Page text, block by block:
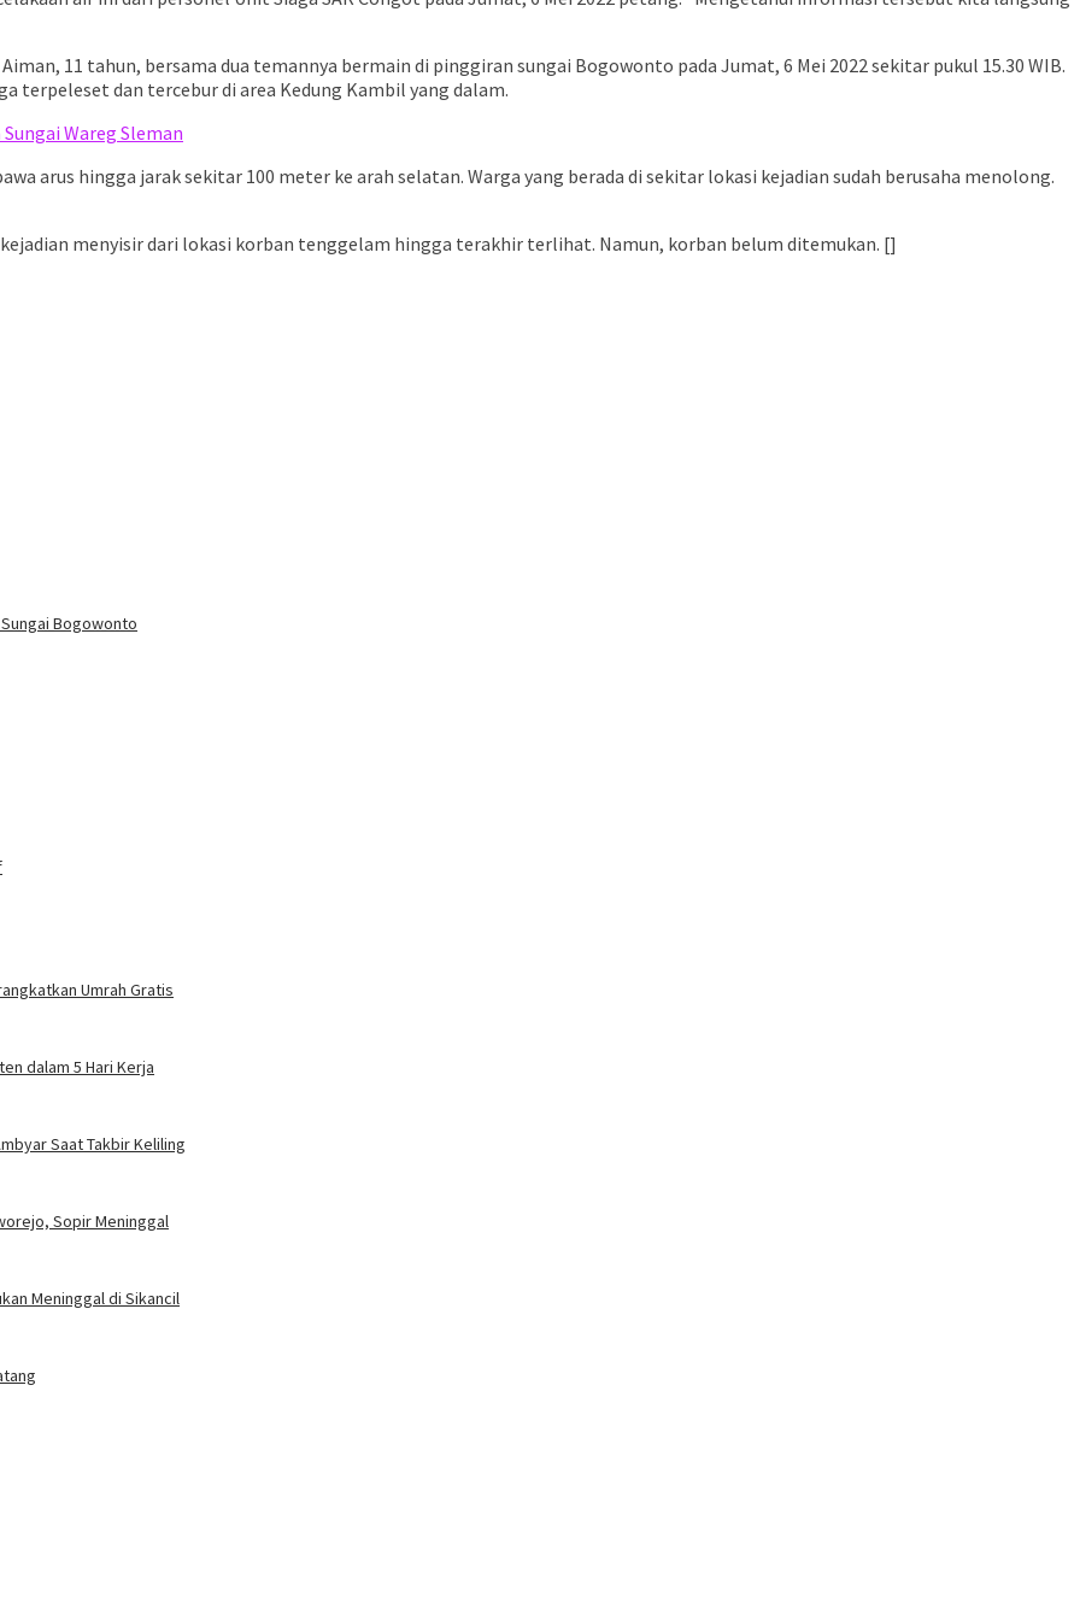
11 tahun, bersama dua temannya bermain di pinggiran sungai Bogowonto pada Jumat, 6 Mei 2022 sekitar pukul 15.30 WIB.
terpeleset dan tercebur di area Kedung Kambil yang dalam.
Wareg Sleman
arus hingga jarak sekitar 100 meter ke arah selatan. Warga yang berada di sekitar lokasi kejadian sudah berusaha menolong.
menyisir dari lokasi korban tenggelam hingga terakhir terlihat. Namun, korban belum ditemukan. []
Sungai Bogowonto
Umrah Gratis
dalam 5 Hari Kerja
Saat Takbir Keliling
Sopir Meninggal
Meninggal di Sikancil